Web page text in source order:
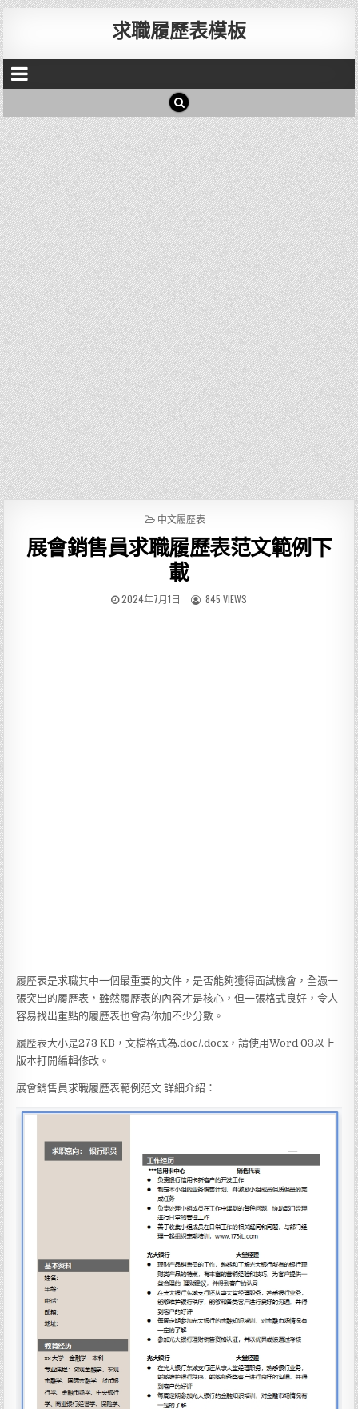
求職履歷表模板
P
S
T
I
中文履歷表
展會銷售員求職履歷表范文範例下
載
2024年7月1日 845 VIEWS
履歷表是求職其中一個最重要的文件，是否能夠獲得面試機會，全憑一
張突出的履歷表，雖然履歷表的內容才是核心，但一張格式良好，令人
容易找出重點的履歷表也會為你加不少分數。
履歷表大小是273 KB，文檔格式為.doc/.docx，請使用Word 03以上
版本打開編輯修改。
展會銷售員求職履歷表範例范文 詳細介紹：